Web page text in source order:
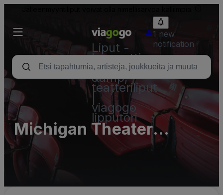
Liput -
konsertti,
urheilu
&amp;
teatteriliput
viagogo
lipputori
1 new
notification
Michigan Theater
Parking Lots (InActive)